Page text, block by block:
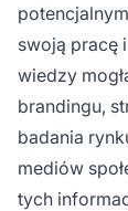
swoją pracę
wiedzy
brandingu,
badania
mediów
tych